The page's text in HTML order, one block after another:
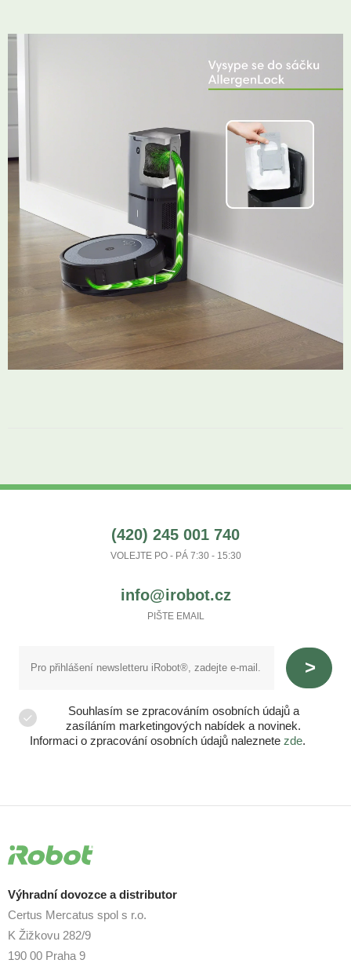
(420) 245 001 740
VOLEJTE PO - PÁ 7:30 - 15:30
info@irobot.cz
PIŠTE EMAIL
Souhlasím se zpracováním osobních údajů a
zasíláním marketingových nabídek a novinek.
Informaci o zpracování osobních údajů naleznete zde.
Výhradní dovozce a distributor
Certus Mercatus spol s r.o.
K Žižkovu 282/9
190 00 Praha 9